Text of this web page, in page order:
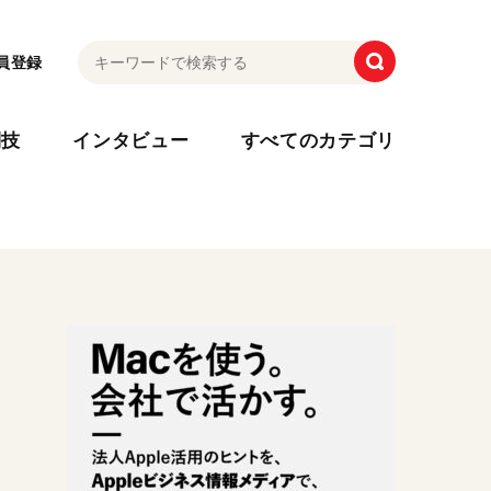
登録
インタビュー すべてのカテゴリ